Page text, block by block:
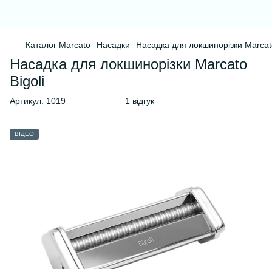
Каталог Marcato Насадки Насадка для локшинорізки
Насадка для локшинорізки Marcato
Bigoli
Артикул: 1019 1 відгук
ВІДЕО